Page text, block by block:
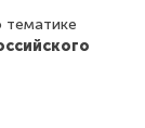
тематике